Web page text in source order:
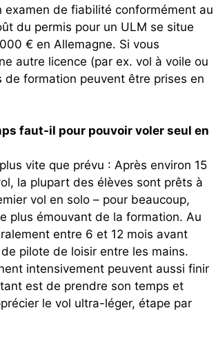
examen de fiabilité conformément au
du permis pour un ULM se situe
€ en Allemagne. Si vous
autre licence (par ex. vol à voile ou
de formation peuvent être prises en
faut-il pour pouvoir voler seul en
vite que prévu : Après environ 15
la plupart des élèves sont prêts à
vol en solo – pour beaucoup,
plus émouvant de la formation. Au
entre 6 et 12 mois avant
de pilote de loisir entre les mains.
intensivement peuvent aussi finir
est de prendre son temps et
le vol ultra-léger, étape par